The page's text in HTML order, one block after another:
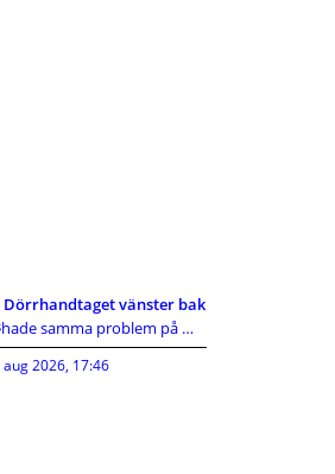
Dörrhandtaget vänster bak
Jag hade samma problem på min ceed 2010, vajern in
aug 2026, 17:46